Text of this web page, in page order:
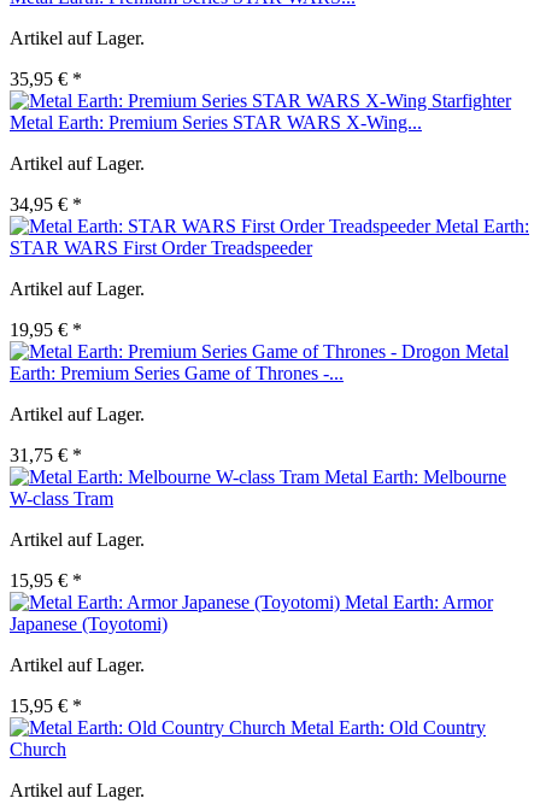
Artikel auf Lager.
35,95 € *
Metal Earth: Premium Series STAR WARS X-Wing...
Artikel auf Lager.
34,95 € *
Metal Earth:
STAR WARS First Order Treadspeeder
Artikel auf Lager.
19,95 € *
Metal
Earth: Premium Series Game of Thrones -...
Artikel auf Lager.
31,75 € *
Metal Earth: Melbourne
W-class Tram
Artikel auf Lager.
15,95 € *
Metal Earth: Armor
Japanese (Toyotomi)
Artikel auf Lager.
15,95 € *
Metal Earth: Old Country
Church
Artikel auf Lager.